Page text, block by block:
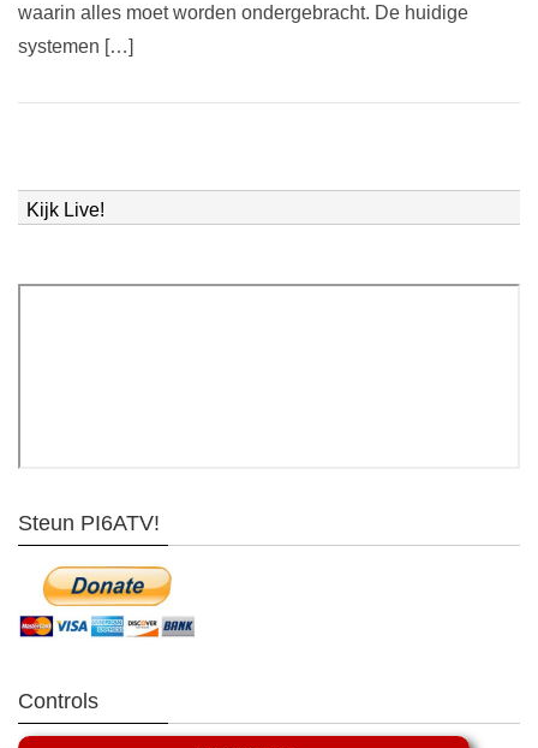
waarin alles moet worden ondergebracht. De huidige
systemen […]
Kijk Live!
Steun PI6ATV!
Controls